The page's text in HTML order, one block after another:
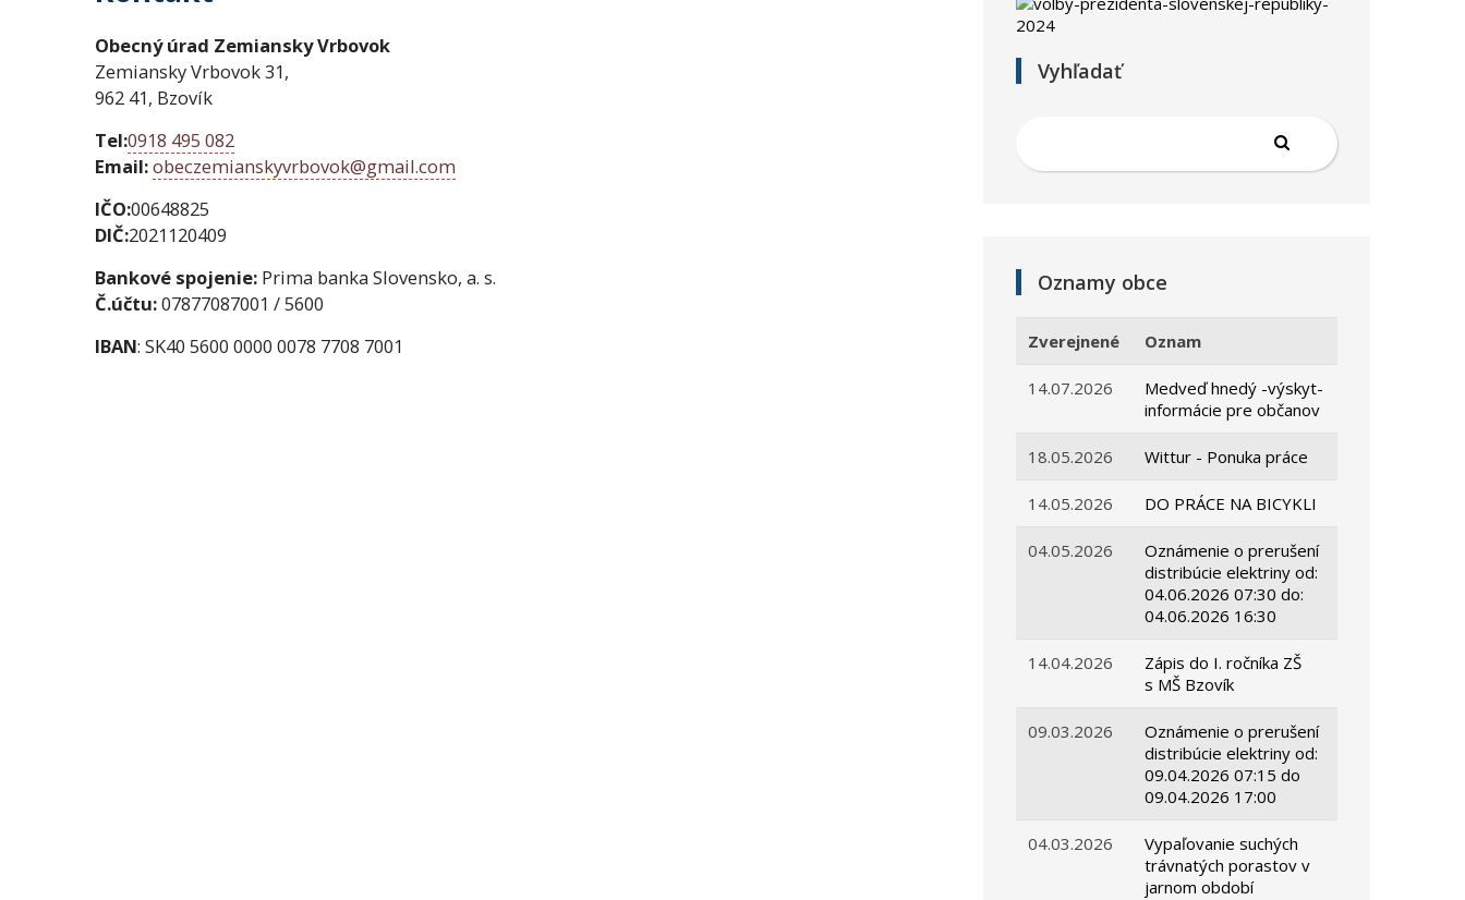
Obecný úrad Zemiansky Vrbovok
Zemiansky Vrbovok 31,
962 41, Bzovík
Tel:0918 495 082
Email:obeczemianskyvrbovok@gmail.com
IČO:00648825
DIČ:2021120409
Bankové spojenie: Prima banka Slovensko, a. s.
Č.účtu:07877087001 / 5600
IBAN: SK40 5600 0000 0078 7708 7001
Vyhľadať
Oznamy obce
Zverejnené Oznam
14.07.2026
Medveď hnedý -výskyt-
informácie pre občanov
18.05.2026 Wittur - Ponuka práce
14.05.2026 DO PRÁCE NA BICYKLI
04.05.2026
Oznámenie o prerušení
distribúcie elektriny od:
04.06.2026 07:30 do:
04.06.2026 16:30
14.04.2026
Zápis do I. ročníka ZŠ
s MŠ Bzovík
09.03.2026
Oznámenie o prerušení
distribúcie elektriny od:
09.04.2026 07:15 do
09.04.2026 17:00
04.03.2026
Vypaľovanie suchých
trávnatých porastov v
jarnom období